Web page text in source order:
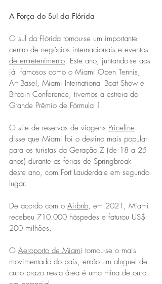
A Força do Sul da Flórida
O sul da Flórida tornou-se um importante
centro de negócios internacionais e eventos
de entretenimento. Este ano, juntando-se aos
já  famosos como o Miami Open Tennis,
Art Basel, Miami International Boat Show e
Bitcoin Conference, tivemos a estreia do
Grande Prêmio de Fórmula 1.
O site de reservas de viagens Priceline
disse que Miami foi o destino mais popular
para os turistas da Geração Z (de 18 a 25
anos) durante as férias de Springbreak
deste ano, com Fort Lauderdale em segundo
lugar.
De acordo com o Airbnb, em 2021, Miami
recebeu 710.000 hóspedes e faturou US$
200 milhões.
O Aeroporto de Miami tornou-se o mais
movimentado do país, então um aluguel de
curto prazo nesta área é uma mina de ouro